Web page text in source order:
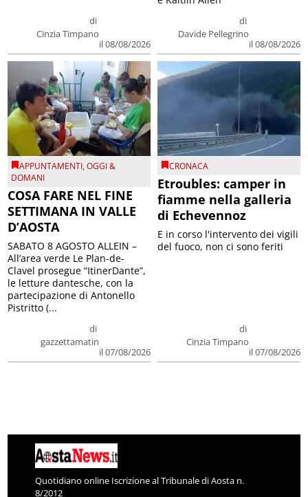
di
Cinzia Timpano
il 08/08/2026
di
Davide Pellegrino
il 08/08/2026
APPUNTAMENTI,OGGI &
DOMANI
COSA FARE NEL FINE
SETTIMANA IN VALLE
D’AOSTA
di
gazzettamatin
il 07/08/2026
SABATO 8 AGOSTO ALLEIN –
All’area verde Le Plan-de-
Clavel prosegue “ItinerDante”,
le letture dantesche, con la
partecipazione di Antonello
Pistritto (...
CRONACA
Etroubles: camper in
fiamme nella galleria
di Echevennoz
di
Cinzia Timpano
il 07/08/2026
E in corso l'intervento dei vigili
del fuoco, non ci sono feriti
Quotidiano online Iscrizione al Tribunale di Aosta n.
8/2012